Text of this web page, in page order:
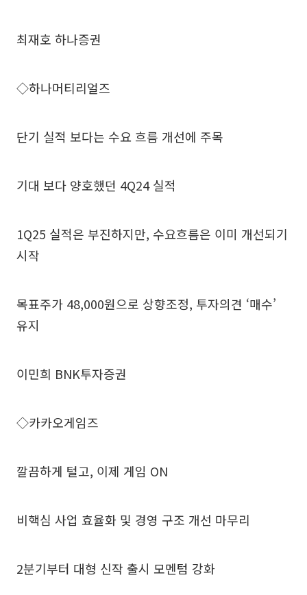
최재호 하나증권
◇하나머티리얼즈
단기 실적 보다는 수요 흐름 개선에 주목
기대 보다 양호했던 4Q24 실적
1Q25 실적은 부진하지만, 수요흐름은 이미 개선되기
시작
목표주가 48,000원으로 상향조정, 투자의견 ‘매수’
유지
이민희 BNK투자증권
◇카카오게임즈
깔끔하게 털고, 이제 게임 ON
비핵심 사업 효율화 및 경영 구조 개선 마무리
2분기부터 대형 신작 출시 모멘텀 강화